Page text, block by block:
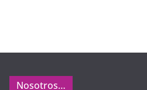
Nosotros…